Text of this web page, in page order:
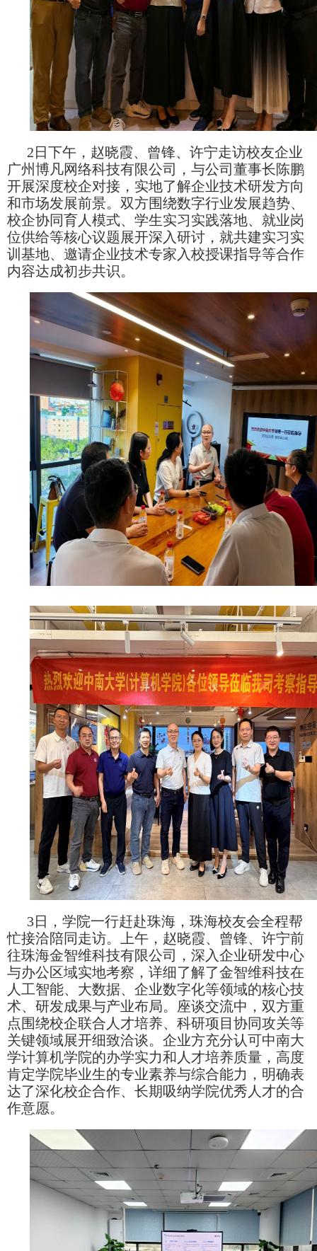
2日下午，赵晓霞、曾锋、许宁走访校友企业
广州博凡网络科技有限公司，与公司董事长陈鹏
开展深度校企对接，实地了解企业技术研发方向
和市场发展前景。双方围绕数字行业发展趋势、
校企协同育人模式、学生实习实践落地、就业岗
位供给等核心议题展开深入研讨，就共建实习实
训基地、邀请企业技术专家入校授课指导等合作
内容达成初步共识。
3日，学院一行赶赴珠海，珠海校友会全程帮
忙接洽陪同走访。上午，赵晓霞、曾锋、许宁前
往珠海金智维科技有限公司，深入企业研发中心
与办公区域实地考察，详细了解了金智维科技在
人工智能、大数据、企业数字化等领域的核心技
术、研发成果与产业布局。座谈交流中，双方重
点围绕校企联合人才培养、科研项目协同攻关等
关键领域展开细致洽谈。企业方充分认可中南大
学计算机学院的办学实力和人才培养质量，高度
肯定学院毕业生的专业素养与综合能力，明确表
达了深化校企合作、长期吸纳学院优秀人才的合
作意愿。